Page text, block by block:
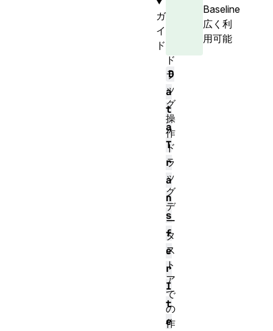
Baseline
広く利
用可能
D
a
t
a
T
r
a
n
s
f
e
r
I
t
e
ガ
イ
ド
ド
ラ
ッ
グ
操
作
ド
ラ
ッ
グ
デ
ー
タ
ス
ト
ア
で
の
作